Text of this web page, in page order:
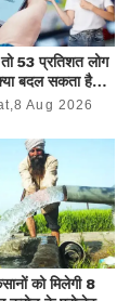
53 प्रतिशत लोग
बदल सकता है
?
Aug 2026
को मिलेगी 8